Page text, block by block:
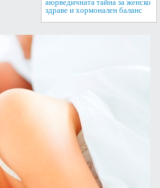
аюрведичната тайна за женско
здраве и хормонален баланс